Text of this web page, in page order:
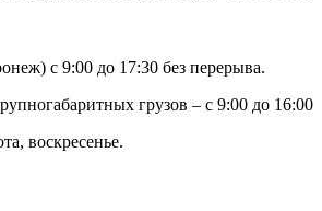
с 9:00 до 17:30 без перерыва.
грузов – с 9:00 до 16:00
воскресенье.